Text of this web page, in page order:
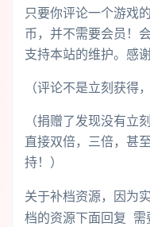
只要你评论一个游戏
币，并不需要会员！
支持本站的维护。感
（评论不是立刻获得
（捐赠了发现没有立
直接双倍，三倍，甚
持！）
关于补档资源，因为
档的资源下面回复 需